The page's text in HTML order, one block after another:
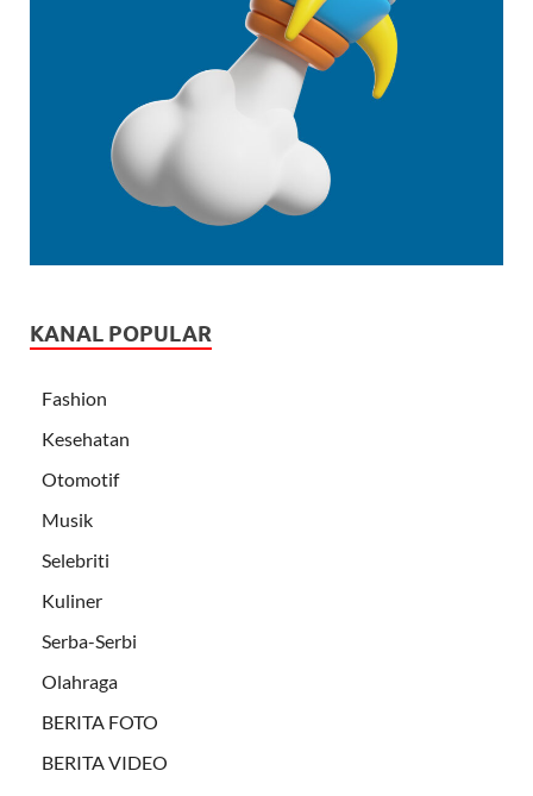
KANAL POPULAR
Fashion
Kesehatan
Otomotif
Musik
Selebriti
Kuliner
Serba-Serbi
Olahraga
BERITA FOTO
BERITA VIDEO